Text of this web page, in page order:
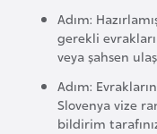
Adım:
gerekli
veya şahsen
Adım:
Slovenya vize
bildirim